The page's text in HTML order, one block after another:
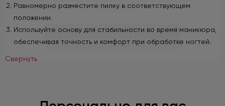
Равномерно разместите пилку в соответствующем
положении.
Используйте основу для стабильности во время маникюра,
обеспечивая точность и комфорт при обработке ногтей.
Свернуть